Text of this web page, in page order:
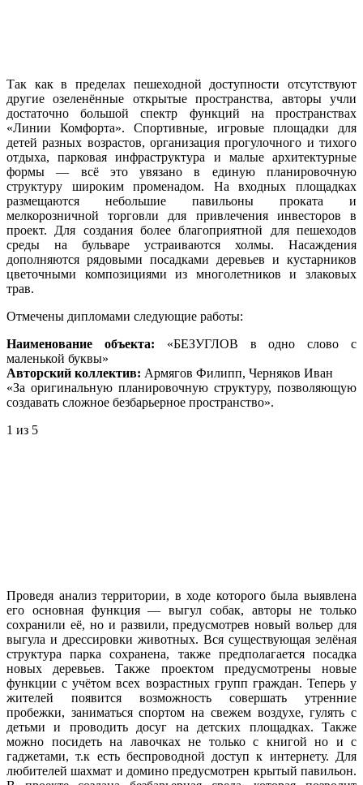
Так как в пределах пешеходной доступности отсутствуют
другие озеленённые открытые пространства, авторы учли
достаточно большой спектр функций на пространствах
«Линии Комфорта». Спортивные, игровые площадки для
детей разных возрастов, организация прогулочного и тихого
отдыха, парковая инфраструктура и малые архитектурные
формы — всё это увязано в единую планировочную
структуру широким променадом. На входных площадках
размещаются небольшие павильоны проката и
мелкорозничной торговли для привлечения инвесторов в
проект. Для создания более благоприятной для пешеходов
среды на бульваре устраиваются холмы. Насаждения
дополняются рядовыми посадками деревьев и кустарников
цветочными композициями из многолетников и злаковых
трав.
Отмечены дипломами следующие работы:
Наименование объекта: «БЕЗУГЛОВ в одно слово с
маленькой буквы»
Авторский коллектив: Армягов Филипп, Черняков Иван
«За оригинальную планировочную структуру, позволяющую
создавать сложное безбарьерное пространство».
1 из 5
Проведя анализ территории, в ходе которого была выявлена
его основная функция — выгул собак, авторы не только
сохранили её, но и развили, предусмотрев новый вольер для
выгула и дрессировки животных. Вся существующая зелёная
структура парка сохранена, также предполагается посадка
новых деревьев. Также проектом предусмотрены новые
функции с учётом всех возрастных групп граждан. Теперь у
жителей появится возможность совершать утренние
пробежки, заниматься спортом на свежем воздухе, гулять с
детьми и проводить досуг на детских площадках. Также
можно посидеть на лавочках не только с книгой но и с
гаджетами, т.к есть беспроводной доступ к интернету. Для
любителей шахмат и домино предусмотрен крытый павильон.